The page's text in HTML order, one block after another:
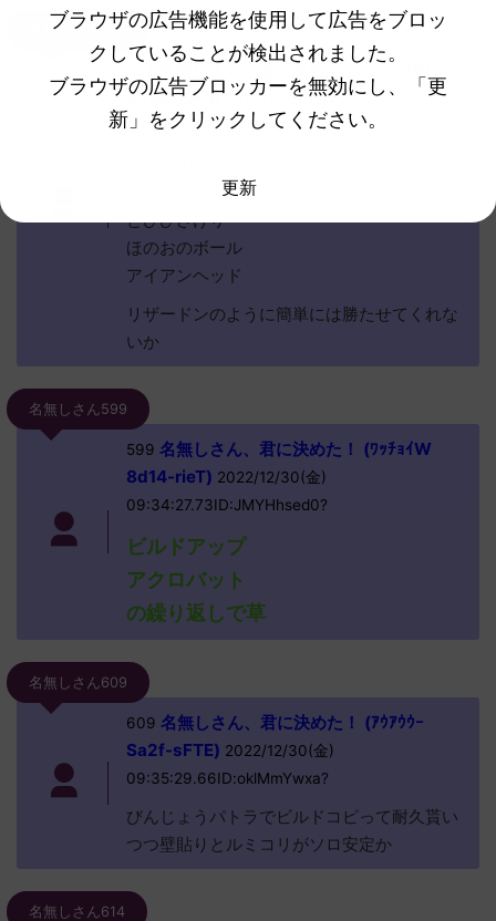
名無しさん584
名無しさん、君に決めた！ (ﾜｯﾁｮｲW
4989-Lj+u)2022/12/30(金)
09:31:59.50ID:gWtVElVZ0?
アクロバット
とびひざげり
ほのおのボール
アイアンヘッド
リザードンのように簡単には勝たせてくれな
いか
名無しさん599
599 名無しさん、君に決めた！ (ﾜｯﾁｮｲW
8d14-rieT) 2022/12/30(金)
09:34:27.73ID:JMYHhsed0?
ビルドアップ
アクロバット
の繰り返しで草
名無しさん609
609 名無しさん、君に決めた！ (ｱｳｱｳｳｰ
Sa2f-sFTE) 2022/12/30(金)
09:35:29.66ID:oklMmYwxa?
びんじょうパトラでビルドコピって耐久貰い
つつ壁貼りとルミコリがソロ安定か
名無しさん614
ブラウザの広告機能を使用して広告をブロッ
クしていることが検出されました。
ブラウザの広告ブロッカーを無効にし、「更
新」をクリックしてください。
更新